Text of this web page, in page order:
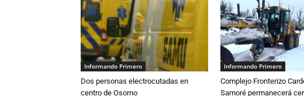
Informando Primero
Dos personas electrocutadas en
centro de Osorno
Informando Primero
Complejo Fronterizo
Samoré permanecerá